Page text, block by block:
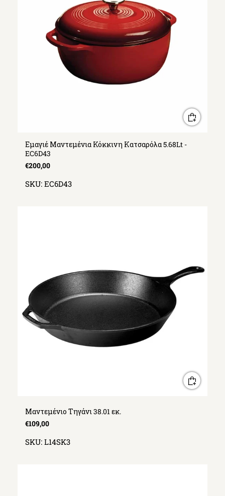
Εμαγιέ Μαντεμένια Κόκκινη Κατσαρόλα 5.68Lt -
EC6D43
€200,00
SKU: EC6D43
Μαντεμένιο Τηγάνι 38.01 εκ.
€109,00
SKU: L14SK3